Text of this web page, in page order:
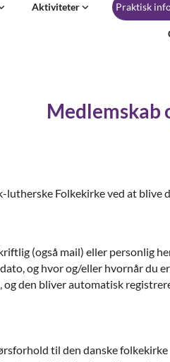
Aktiviteter Praktisk
Medlemskab
lutherske Folkekirke ved at blive
(også mail) eller personlig
og hvor og/eller hvornår du
den bliver automatisk
til den danske folkekirke